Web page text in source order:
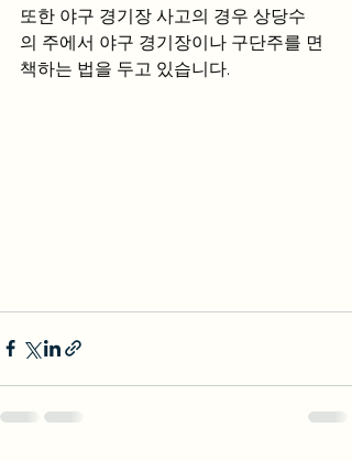
또한 야구 경기장 사고의 경우 상당수
의 주에서 야구 경기장이나 구단주를 면
책하는 법을 두고 있습니다.